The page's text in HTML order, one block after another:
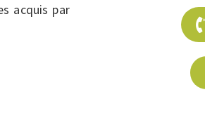
acquis par